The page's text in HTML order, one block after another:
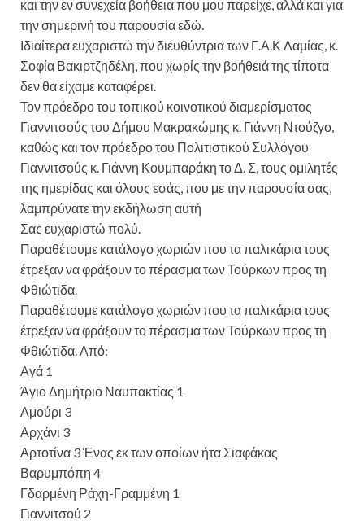
και την εν συνεχεία βοήθεια που μου παρείχε, αλλά και για
την σημερινή του παρουσία εδώ.
Ιδιαίτερα ευχαριστώ την διευθύντρια των Γ.Α.Κ Λαμίας, κ.
Σοφία Βακιρτζηδέλη, που χωρίς την βοήθειά της τίποτα
δεν θα είχαμε καταφέρει.
Τον πρόεδρο του τοπικού κοινοτικού διαμερίσματος
Γιαννιτσούς του Δήμου Μακρακώμης κ. Γιάννη Ντούζγο,
καθώς και τον πρόεδρο του Πολιτιστικού Συλλόγου
Γιαννιτσούς κ. Γιάννη Κουμπαράκη το Δ. Σ, τους ομιλητές
της ημερίδας και όλους εσάς, που με την παρουσία σας,
λαμπρύνατε την εκδήλωση αυτή
Σας ευχαριστώ πολύ.
Παραθέτουμε κατάλογο χωριών που τα παλικάρια τους
έτρεξαν να φράξουν το πέρασμα των Τούρκων προς τη
Φθιώτιδα.
Παραθέτουμε κατάλογο χωριών που τα παλικάρια τους
έτρεξαν να φράξουν το πέρασμα των Τούρκων προς τη
Φθιώτιδα. Από:
Αγά 1
Άγιο Δημήτριο Ναυπακτίας 1
Αμούρι 3
Αρχάνι 3
Αρτοτίνα 3 Ένας εκ των οποίων ήτα Σιαφάκας
Βαρυμπόπη 4
Γδαρμένη Ράχη-Γραμμένη 1
Γιαννιτσού 2